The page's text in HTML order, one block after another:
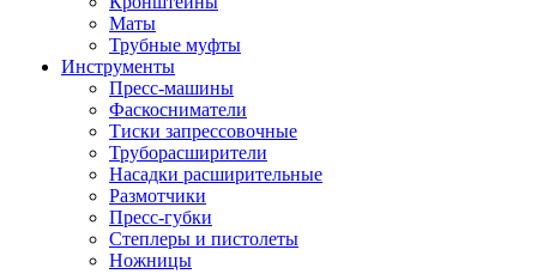
Маты
Трубные муфты
Инструменты
Пресс-машины
Фаскосниматели
Тиски запрессовочные
Труборасширители
Насадки расширительные
Размотчики
Пресс-губки
Степлеры и пистолеты
Ножницы